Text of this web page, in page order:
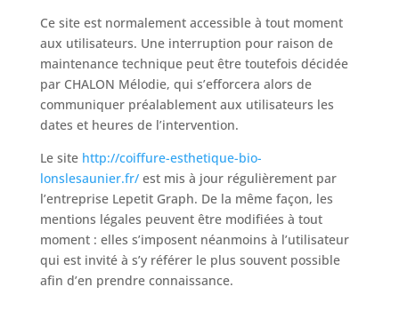
Ce site est normalement accessible à tout moment
aux utilisateurs. Une interruption pour raison de
maintenance technique peut être toutefois décidée
par CHALON Mélodie, qui s’efforcera alors de
communiquer préalablement aux utilisateurs les
dates et heures de l’intervention.
Le site http://coiffure-esthetique-bio-
lonslesaunier.fr/est mis à jour régulièrement par
l’entreprise Lepetit Graph. De la même façon, les
mentions légales peuvent être modifiées à tout
moment : elles s’imposent néanmoins à l’utilisateur
qui est invité à s’y référer le plus souvent possible
afin d’en prendre connaissance.